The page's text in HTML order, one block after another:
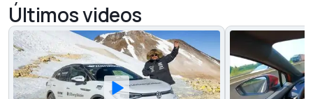
Últimos videos